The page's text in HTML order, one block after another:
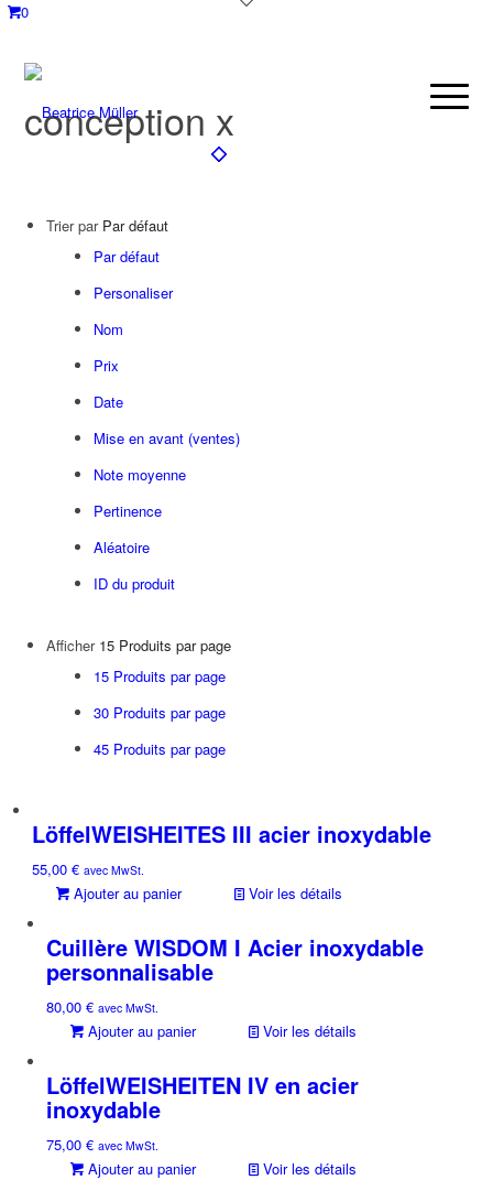
0
conception x
Trier par Par défaut
Par défaut
Personaliser
Nom
Prix
Date
Mise en avant (ventes)
Note moyenne
Pertinence
Aléatoire
ID du produit
Afficher 15 Produits par page
15 Produits par page
30 Produits par page
45 Produits par page
LöffelWEISHEITES III acier inoxydable
55,00€ avec MwSt.
Ajouter au panier Voir les détails
Cuillère WISDOM I Acier inoxydable
personnalisable
80,00€ avec MwSt.
Ajouter au panier Voir les détails
LöffelWEISHEITEN IV en acier
inoxydable
75,00€ avec MwSt.
Ajouter au panier Voir les détails